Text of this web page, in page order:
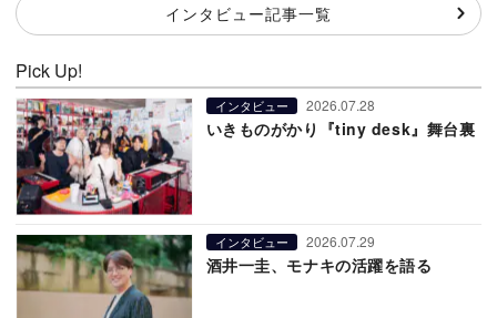
インタビュー記事一覧
Pick Up!
インタビュー 2026.07.28
いきものがかり『tiny desk』舞台裏
インタビュー 2026.07.29
酒井一圭、モナキの活躍を語る